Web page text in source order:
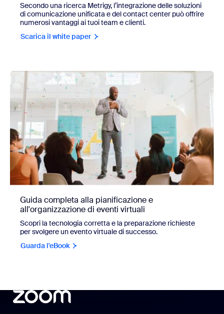
Secondo una ricerca Metrigy, l’integrazione delle soluzioni
di comunicazione unificata e del contact center può offrire
numerosi vantaggi ai tuoi team e clienti.
Scarica il white paper
Guida completa alla pianificazione e
all'organizzazione di eventi virtuali
Scopri la tecnologia corretta e la preparazione richieste
per svolgere un evento virtuale di successo.
Guarda l'eBook